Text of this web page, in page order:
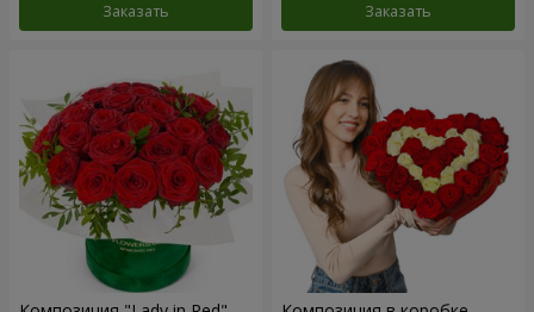
Заказать Заказать